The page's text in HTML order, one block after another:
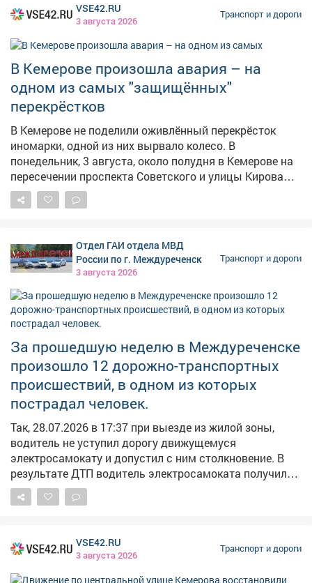
предварительно договоренность, что на текущей
неделе логистические затраты будут снижаться, а
значит, будет возможность нам говорить о снижении
цен на этих заправочных станций», - рассказал глава
региона. Также чиновники будут увеличивать
количество независимых АЗС, чтобы был резерв, и
отслеживать условия приоритизации заправки
топлива тем службам, которые определили на
областном штабе. Фото: Изображение сгенерировано
ChatGPT
VSE42.RU
3 августа 2026
Транспорт и дороги
В Кемерове произошла авария – на
одном из самых "защищённых"
перекрёстков
В Кемерове не поделили оживлённый перекрёсток
иномарки, одной из них вырвало колесо. В
понедельник, 3 августа, около полудня в Кемерове на
пересечении проспекта Советского и улицы Кирова
столкнулись легковые автомобили,
рассказалапостояннаячитательница VSE42.Ru. –
спокойненько, что-то обсуждали, потом отошли в
сторонку, – сказала очевидица. Рядом она заметила
всему, обошлось без пострадавших, и участники
решили разобраться без вызова ГАИ. Тем не менее
сразу повреждённую иномарку, лишившуюся колеса, с
дороги не убрать, потому движение какое-то время
будет затруднено. Указанный перекрёсток – один из
самых "защищённых". Здесь установлены камеры
наблюдения, для пешеходов сделана отдельнаяфаза.
Отдел ГАИ отдела МВД
России по г. Междуреченск
3 августа 2026
Транспорт и дороги
За прошедшую неделю в Междуреченске
произошло 12 дорожно-транспортных
происшествий, в одном из которых
пострадал человек.
Так, 28.07.2026 в 17:37 при выезде из жилой зоны,
водитель не уступил дорогу движущемуся
электросамокату и допустил с ним столкновение. В
результате ДТП водитель электросамоката получил
телесные повреждения, на машине скорой помощи
доставлен в Междуреченскую городскую больницу.
пешеходов, нарушивших Правила дорожного
VSE42.RU
3 августа 2026
Транспорт и дороги